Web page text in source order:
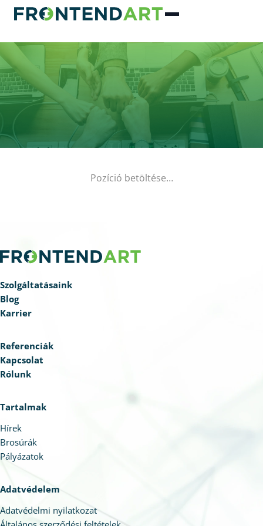
Pozíció betöltése…
Szolgáltatásaink
Blog
Karrier
Referenciák
Kapcsolat
Rólunk
Tartalmak
Hírek
Brosúrák
Pályázatok
Adatvédelem
Adatvédelmi nyilatkozat